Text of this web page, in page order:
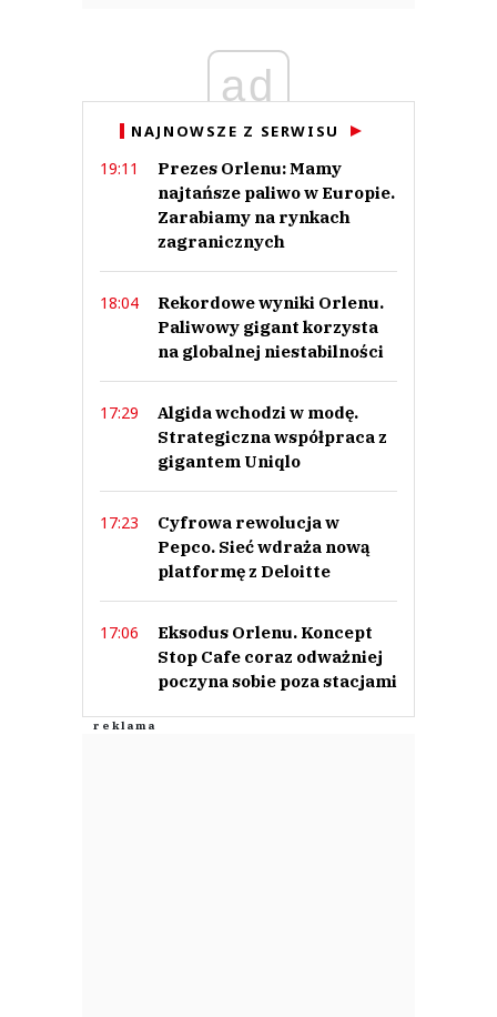
ad
NAJNOWSZE Z SERWISU
19:11
Prezes Orlenu: Mamy
najtańsze paliwo w Europie.
Zarabiamy na rynkach
zagranicznych
18:04
Rekordowe wyniki Orlenu.
Paliwowy gigant korzysta
na globalnej niestabilności
17:29
Algida wchodzi w modę.
Strategiczna współpraca z
gigantem Uniqlo
17:23
Cyfrowa rewolucja w
Pepco. Sieć wdraża nową
platformę z Deloitte
17:06
Eksodus Orlenu. Koncept
Stop Cafe coraz odważniej
poczyna sobie poza stacjami